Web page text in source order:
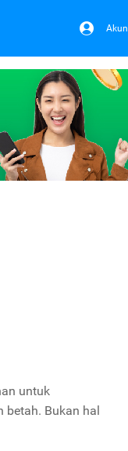
Akun
untuk
betah. Bukan hal